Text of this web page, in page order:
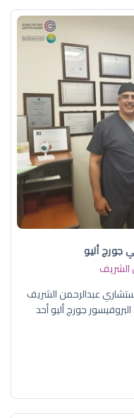
جورج أليو
الشريف
عبدالرحمن الشريف
جورج أليو أحد